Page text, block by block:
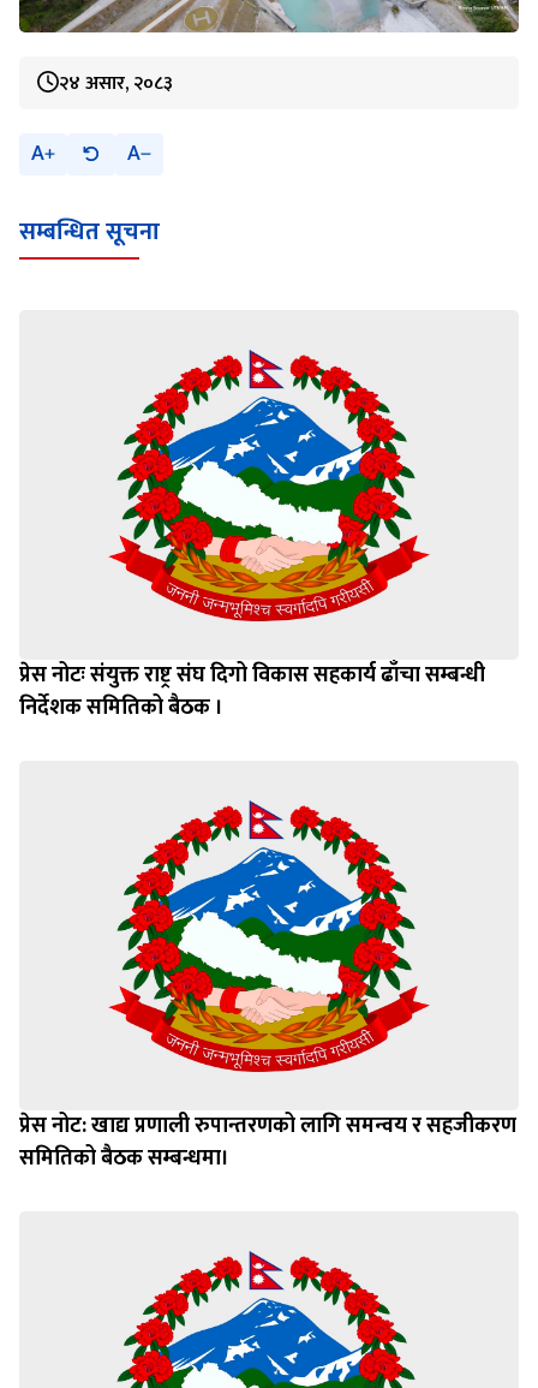
२४ असार, २०८३
A A
सम्बन्धित सूचना
प्रेस नोटः संयुक्त राष्ट्र संघ दिगो विकास सहकार्य ढाँचा सम्बन्धी
निर्देशक समितिको बैठक ।
प्रेस नोट: खाद्य प्रणाली रुपान्तरणको लागि समन्वय र सहजीकरण
समितिको बैठक सम्बन्धमा।